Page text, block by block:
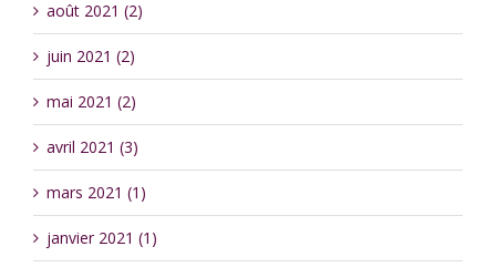
août 2021 (2)
juin 2021 (2)
mai 2021 (2)
avril 2021 (3)
mars 2021 (1)
janvier 2021 (1)